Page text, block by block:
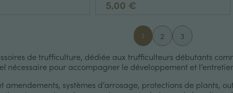
des plants truffiers
5,00 €
1 2 3
de trufficulture, dédiée aux trufficulteurs débutants
nécessaire pour accompagner le développement et
amendements, systèmes d’arrosage, protections de plants,